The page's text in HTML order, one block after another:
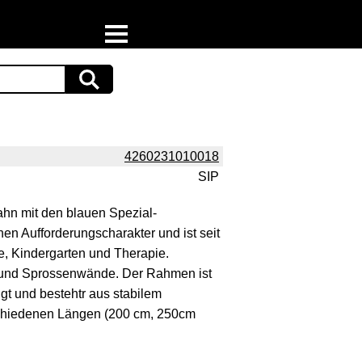
Support & Newsletter
Presse
Datenschutz
Impressum
4260231010018
SIP
mit den blauen Spezial-
Aufforderungscharakter und ist seit
Kindergarten und Therapie.
Sprossenwände. Der Rahmen ist
und bestehtr aus stabilem
Längen (200 cm, 250cm